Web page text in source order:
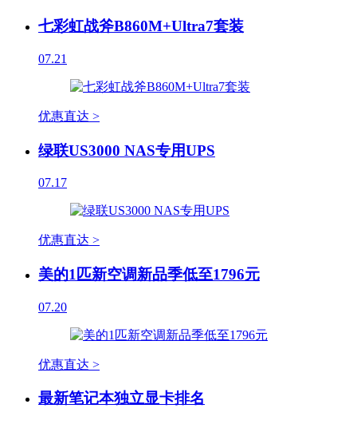
七彩虹战斧B860M+Ultra7套装
07.21
优惠直达 >
绿联US3000 NAS专用UPS
07.17
优惠直达 >
美的1匹新空调新品季低至1796元
07.20
优惠直达 >
最新笔记本独立显卡排名